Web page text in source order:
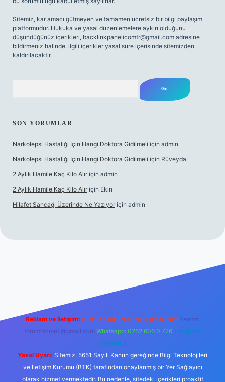
Sitemiz, kar amacı gütmeyen ve tamamen ücretsiz bir bilgi paylaşım
platformudur. Hukuka ve yasal düzenlemelere aykırı olduğunu
düşündüğünüz içerikleri, backlinkpanelicomtr@gmail.com adresine
bildirmeniz halinde, ilgili içerikler yasal süre içerisinde sitemizden
kaldırılacaktır.
SON YORUMLAR
Narkolepsi Hastalığı Için Hangi Doktora Gidilmeli için admin
Narkolepsi Hastalığı Için Hangi Doktora Gidilmeli için Rüveyda
2 Aylık Hamile Kaç Kilo Alır için admin
2 Aylık Hamile Kaç Kilo Alır için Ekin
Hilafet Sancağı Üzerinde Ne Yazıyor için admin
Reklam ve İletişim: E-mail: backlinkpaneli@gmail.com Teams:
forumhizmeti@gmail.com Whatsapp: 0262 606 0 726 Telegram:
@karabul
Yasal Uyarı: Sitemiz, 5651 Sayılı Kanun gereğince Bilgi Teknolojileri
ve İletişim Kurumu (BTK) tarafından onaylanmış bir Yer Sağlayıcı
olarak hizmet vermektedir. Bu nedenle, sitedeki içerikleri proaktif